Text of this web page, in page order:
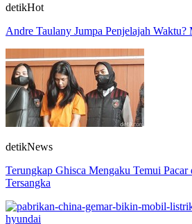
detikHot
Andre Taulany Jumpa Penjelajah
detikNews
Terungkap Ghisca Mengaku Temui Pacar
Tersangka